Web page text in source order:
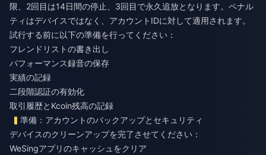
限、2回目は14日間の停止、3回目で永久追放となります。ペナル
ティはデバイスではなく、アカウントIDに対して適用されます。
試行する前に以下の準備を行ってください：
フレンドリストの書き出し
パフォーマンス録音の保存
実績の記録
二段階認証の有効化
取引履歴とKcoin残高の記録
準備：アカウントのバックアップとセキュリティ
デバイスのクリーンアップを完了させてください：
WeSingアプリのキャッシュをクリア